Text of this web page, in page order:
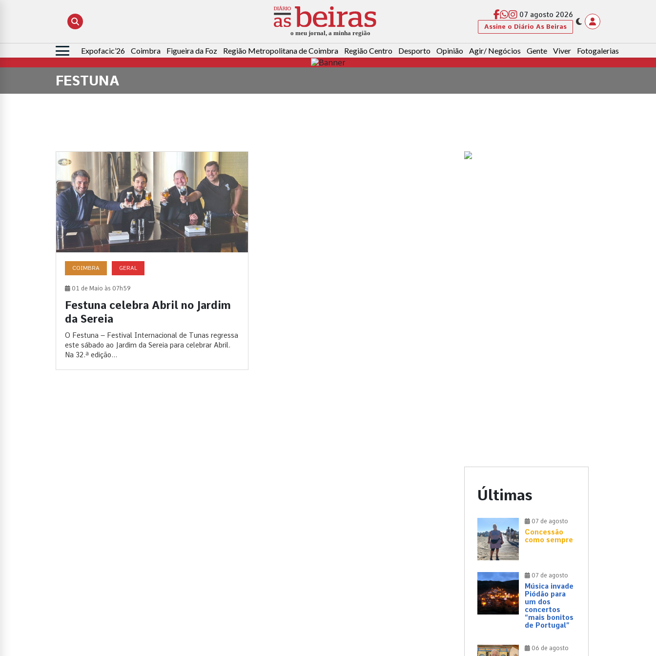
07 agosto 2026
Assine o Diário As Beiras
Pesquisar
por:
Expofacic’26 Coimbra Figueira da Foz Região Metropolitana de Coimbra Região Centro Desporto Opinião Agir/ Negócios Gente Viver Fotogalerias
FESTUNA
COIMBRA GERAL
01 de Maio às 07h59
Festuna celebra Abril no Jardim
da Sereia
O Festuna – Festival Internacional de Tunas regressa
este sábado ao Jardim da Sereia para celebrar Abril.
Na 32.ª edição...
Últimas
07 de agosto
Concessão
como sempre
07 de agosto
Música invade
Piódão para
um dos
concertos
“mais bonitos
de Portugal”
06 de agosto